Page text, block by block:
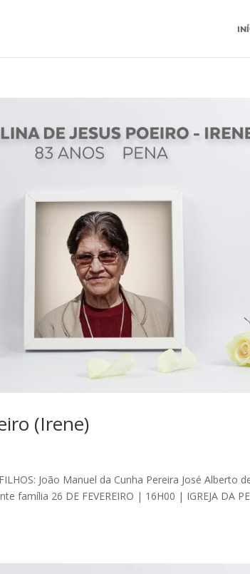
(Irene)
João Manuel da Cunha Pereira José Alberto
família 26 DE FEVEREIRO | 16H00 | IGREJA DA